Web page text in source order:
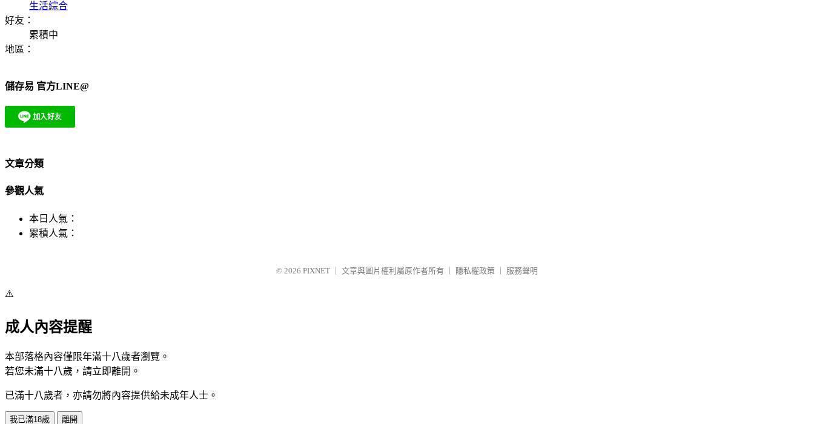
生活綜合
好友：
累積中
地區：
儲存易 官方LINE@
文章分類
參觀人氣
本日人氣：
累積人氣：
© 2026 PIXNET 文章與圖片權利屬原作者所有 隱私權政策 服務聲明
⚠️
成人內容提醒
本部落格內容僅限年滿十八歲者瀏覽。
若您未滿十八歲，請立即離開。
已滿十八歲者，亦請勿將內容提供給未成年人士。
我已滿18歲 離開